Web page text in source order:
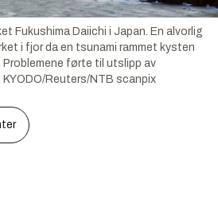
Fukushima Daiichi i Japan. En alvorlig
i fjor da en tsunami rammet kysten
førte til utslipp av
KYODO/Reuters/NTB scanpix